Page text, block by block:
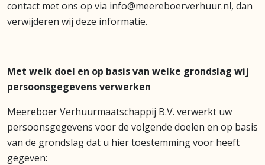
contact met ons op via info@meereboerverhuur.nl, dan
verwijderen wij deze informatie.
Met welk doel en op basis van welke grondslag wij
persoonsgegevens verwerken
Meereboer Verhuurmaatschappij B.V. verwerkt uw
persoonsgegevens voor de volgende doelen en op basis
van de grondslag dat u hier toestemming voor heeft
gegeven: